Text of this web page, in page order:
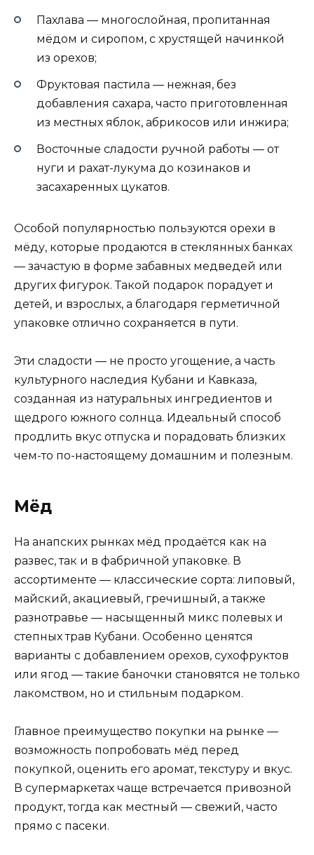
Пахлава — многослойная, пропитанная
мёдом и сиропом, с хрустящей начинкой
из орехов;
Фруктовая пастила — нежная, без
добавления сахара, часто приготовленная
из местных яблок, абрикосов или инжира;
Восточные сладости ручной работы — от
нуги и рахат-лукума до козинаков и
засахаренных цукатов.
Особой популярностью пользуются орехи в
мёду, которые продаются в стеклянных банках
— зачастую в форме забавных медведей или
других фигурок. Такой подарок порадует и
детей, и взрослых, а благодаря герметичной
упаковке отлично сохраняется в пути.
Эти сладости — не просто угощение, а часть
культурного наследия Кубани и Кавказа,
созданная из натуральных ингредиентов и
щедрого южного солнца. Идеальный способ
продлить вкус отпуска и порадовать близких
чем-то по-настоящему домашним и полезным.
Мёд
На анапских рынках мёд продаётся как на
развес, так и в фабричной упаковке. В
ассортименте — классические сорта: липовый,
майский, акациевый, гречишный, а также
разнотравье — насыщенный микс полевых и
степных трав Кубани. Особенно ценятся
варианты с добавлением орехов, сухофруктов
или ягод — такие баночки становятся не только
лакомством, но и стильным подарком.
Главное преимущество покупки на рынке —
возможность попробовать мёд перед
покупкой, оценить его аромат, текстуру и вкус.
В супермаркетах чаще встречается привозной
продукт, тогда как местный — свежий, часто
прямо с пасеки.